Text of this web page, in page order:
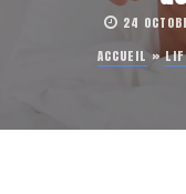
24
ACCUEIL»